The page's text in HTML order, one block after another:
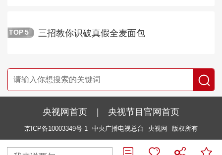
TOP 5 三招教你识破真假全麦面包
央视网首页 | 央视节目官网首页
京ICP备10003349号-1 中央广播电视总台 央视网 版权所有